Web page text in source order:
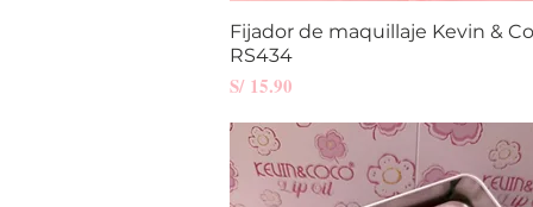
Vista rápida
Fijador de maquillaje Kevin &
RS434
Precio
S/ 15.90